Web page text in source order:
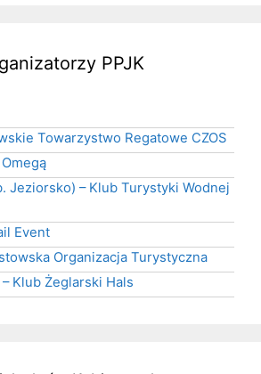
PPJK
Towarzystwo Regatowe CZOS
Omegą
Jeziorsko) – Klub Turystyki Wodnej
Event
Organizacja Turystyczna
– Klub Żeglarski Hals